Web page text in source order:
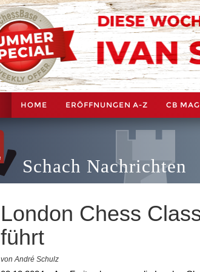
HOME ERÖFFNUNGEN A-Z CB
Schach Nachrichten
London Chess
führt
von André Schulz